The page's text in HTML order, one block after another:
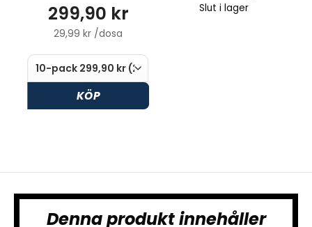
299,90 kr
29,99 kr /dosa
KÖP
Slut i lager
Denna produkt innehåller